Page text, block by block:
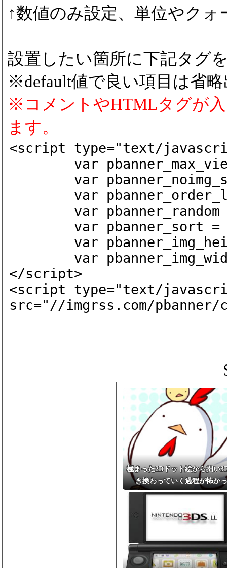
↑数値のみ設定、単位やク
設置したい箇所に下記タグ
※default値で良い項目は省
※コメントやHTMLタグが
ます。
極まった2Dドット絵から拙い
き換わっていく過程が怖か